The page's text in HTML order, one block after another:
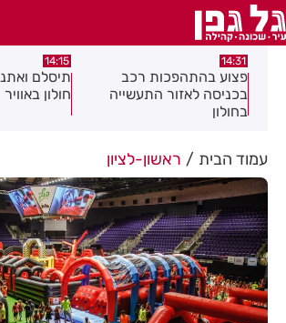
14:31
פצוע בהתהפכות רכב
בכניסה לאזור התעשייה
בחולון
14:15
תיסלם
חולון באוויר
עמוד הבית ראשון-לציון